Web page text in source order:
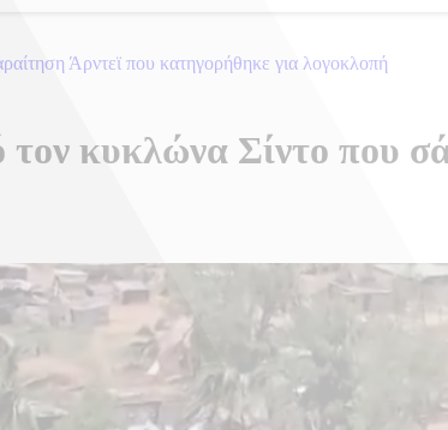
Άρντεϊ που κατηγορήθηκε για λογοκλοπή
τον κυκλώνα Σίντο που